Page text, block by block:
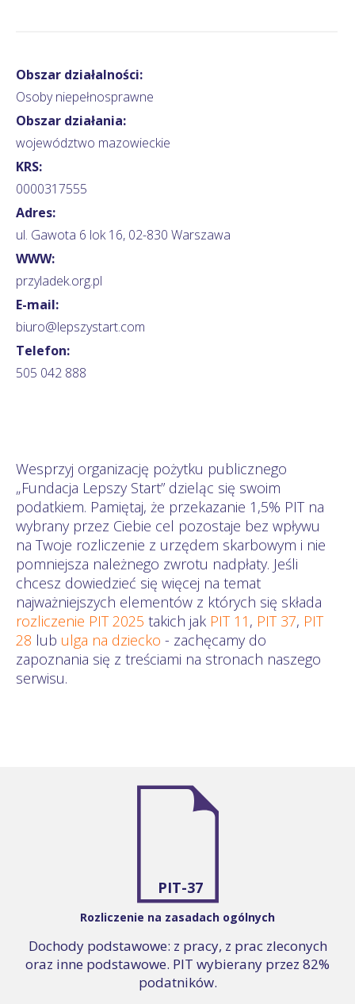
Obszar działalności:
Osoby niepełnosprawne
Obszar działania:
województwo mazowieckie
KRS:
0000317555
Adres:
ul. Gawota 6 lok 16, 02-830 Warszawa
WWW:
przyladek.org.pl
E-mail:
biuro@lepszystart.com
Telefon:
505 042 888
Wesprzyj organizację pożytku publicznego
„Fundacja Lepszy Start” dzieląc się swoim
podatkiem. Pamiętaj, że przekazanie 1,5% PIT na
wybrany przez Ciebie cel pozostaje bez wpływu
na Twoje rozliczenie z urzędem skarbowym i nie
pomniejsza należnego zwrotu nadpłaty. Jeśli
chcesz dowiedzieć się więcej na temat
najważniejszych elementów z których się składa
rozliczenie PIT 2025 takich jak PIT 11 , PIT 37, PIT
28 lub ulga na dziecko - zachęcamy do
zapoznania się z treściami na stronach naszego
serwisu.
PIT-37
Rozliczenie na zasadach ogólnych
Dochody podstawowe: z pracy, z prac zleconych
oraz inne podstawowe. PIT wybierany przez 82%
podatników.